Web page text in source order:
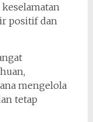
positif dan
mengelola
tetap